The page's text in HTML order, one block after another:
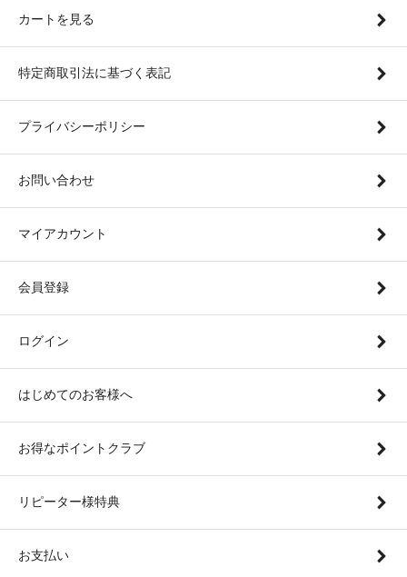
カートを見る
特定商取引法に基づく表記
プライバシーポリシー
お問い合わせ
マイアカウント
会員登録
ログイン
はじめてのお客様へ
お得なポイントクラブ
リピーター様特典
お支払い